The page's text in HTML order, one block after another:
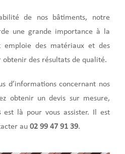
de nos bâtiments, notre
une grande importance à la
des matériaux et des
obtenir des résultats de qualité.
d’informations concernant nos
obtenir un devis sur mesure,
est là pour vous assister. Il est
au 02 99 47 91 39.